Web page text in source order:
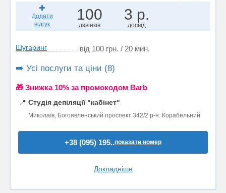
Додати
відгук
100
дзвінків
3 р.
досвід
Шугаринг від 100 грн. / 20 мин.
➡️ Усі послуги та ціни (8)
🎁 Знижка 10% за промокодом Barb
📍 Студія депіляції "кабінет"
Миколаїв, Богоявленський проспект 342/2 р-н. Корабельний
+38 (095) 195..показати номер
Докладніше